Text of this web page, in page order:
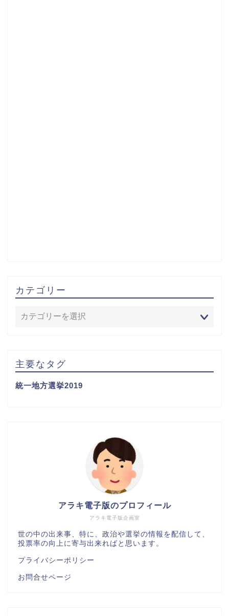
カテゴリー
主要なタグ
統一地方選挙2019
アラキ電子版企画室
アラキ電子版のプロフィール
世の中の出来事、特に、政治や選挙の情報を配信して、
投票率の向上に寄与出来ればと思います。
プライバシーポリシー
お問合せページ